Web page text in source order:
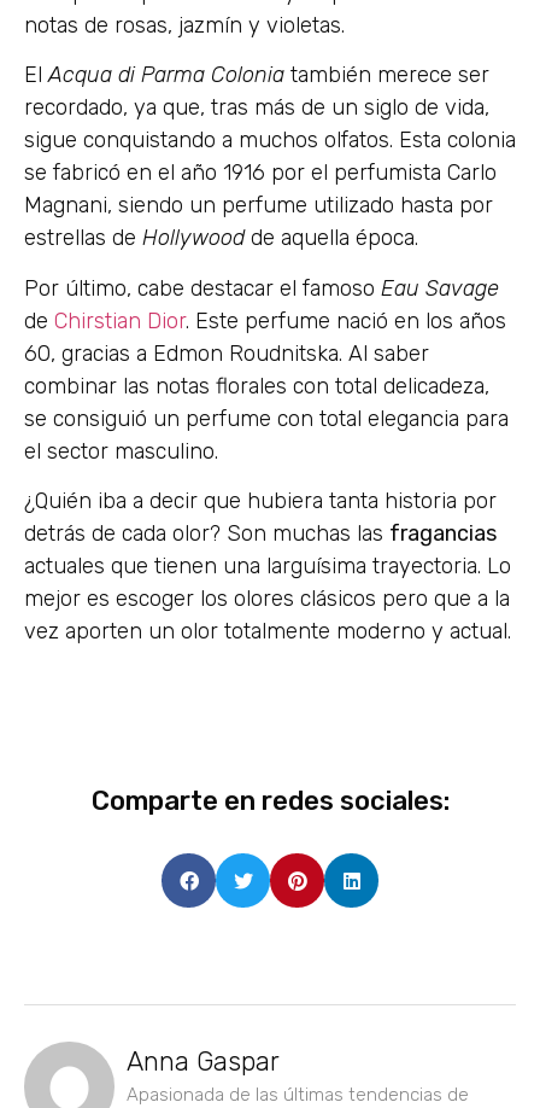
notas de rosas, jazmín y violetas.
ElAcqua di Parma Colonia también merece ser
recordado, ya que, tras más de un siglo de vida,
sigue conquistando a muchos olfatos. Esta colonia
se fabricó en el año 1916 por el perfumista Carlo
Magnani, siendo un perfume utilizado hasta por
estrellas de Hollywoodde aquella época.
Por último, cabe destacar el famoso Eau Savage
de Chirstian Dior. Este perfume nació en los años
60, gracias a Edmon Roudnitska. Al saber
combinar las notas florales con total delicadeza,
se consiguió un perfume con total elegancia para
el sector masculino.
¿Quién iba a decir que hubiera tanta historia por
detrás de cada olor? Son muchas las fragancias
actuales que tienen una larguísima trayectoria. Lo
mejor es escoger los olores clásicos pero que a la
vez aporten un olor totalmente moderno y actual.
Comparte en redes sociales:
Anna Gaspar
Apasionada de las últimas tendencias de